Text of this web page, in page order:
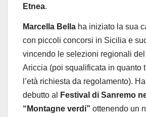
Etnea.
Marcella Bella ha iniziato la sua
con piccoli concorsi in Sicilia e
vincendo le selezioni regionali
Ariccia (poi squalificata in quanto
l’età richiesta da regolamento).
debutto al
Festival di Sanremo
“Montagne verdi” ottenendo un